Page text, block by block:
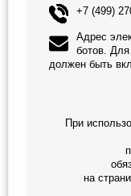
+7 (499)
Адрес
ботов.
должен быть
При
на